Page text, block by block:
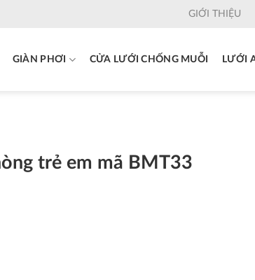
GIỚI THIỆU
GIÀN PHƠI CỬA LƯỚI CHỐNG MUỖI LƯỚI
trẻ em mã BMT33